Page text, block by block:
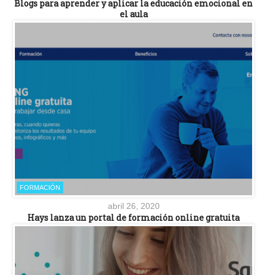
Blogs para aprender y aplicar la educación emocional en
el aula
FORMACIÓN
abril 26, 2020
Hays lanza un portal de formación online gratuita